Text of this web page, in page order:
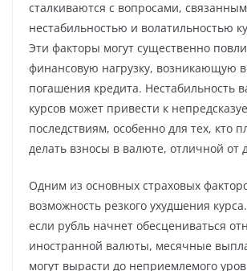
сталкиваются с вопросами,
нестабильностью и волатильностью
Эти факторы могут существенно
финансовую нагрузку, возникающую
погашения кредита. Нестабильность
курсов может привести к
последствиям, особенно для тех, кто
делать взносы в валюте, отличной от
Одним из основных страховых
возможность резкого ухудшения
если рубль начнет обесцениваться
иностранной валюты, месячные
могут вырасти до неприемлемого